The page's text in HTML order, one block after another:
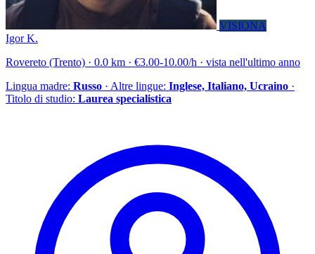
VISIONA
Igor K.
Rovereto (Trento) · 0.0 km · €3.00-10.00/h · vista nell'ultimo anno
Lingua madre: Russo · Altre lingue: Inglese, Italiano, Ucraino ·
Titolo di studio: Laurea specialistica